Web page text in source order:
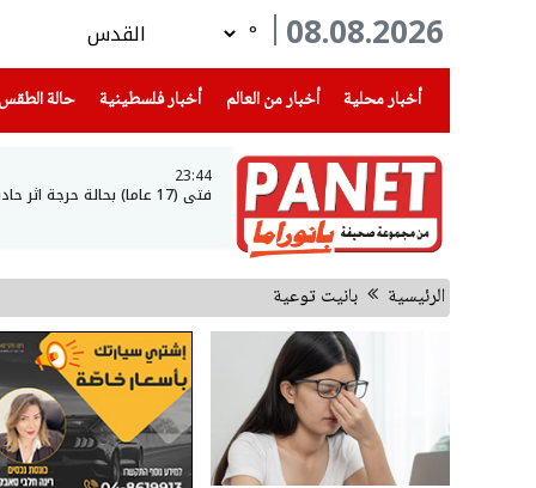
08.08.2026
°
أخبار محلية
(current) أخبار من العالم أخبار فلسطينية(current) حالة الطقس
23:44
فتى (17 عاما) بحالة حرجة اثر حادث طرق في عرعرة النقب
الرئيسية بانيت توعية